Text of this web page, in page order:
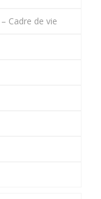
Cadre de vie